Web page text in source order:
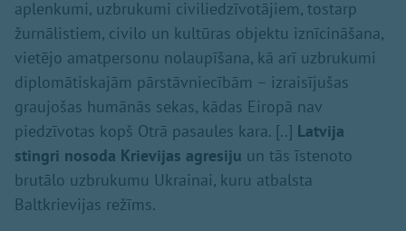
aplenkumi, uzbrukumi civiliedzīvotājiem, tostarp
žurnālistiem, civilo un kultūras objektu iznīcināšana,
vietējo amatpersonu nolaupīšana, kā arī uzbrukumi
diplomātiskajām pārstāvniecībām – izraisījušas
graujošas humānās sekas, kādas Eiropā nav
piedzīvotas kopš Otrā pasaules kara. [..] Latvija
stingri nosoda Krievijas agresiju un tās īstenoto
brutālo uzbrukumu Ukrainai, kuru atbalsta
Baltkrievijas režīms.